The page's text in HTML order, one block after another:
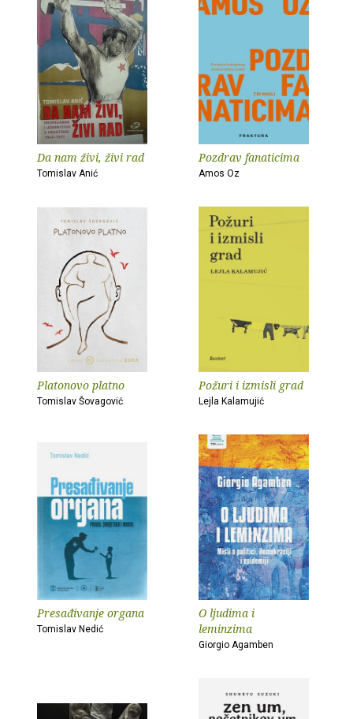
Da nam živi, živi rad
Tomislav Anić
Pozdrav fanaticima
Amos Oz
Platonovo platno
Tomislav Šovagović
Požuri i izmisli grad
Lejla Kalamujić
Presađivanje organa
Tomislav Nedić
O ljudima i
leminzima
Giorgio Agamben